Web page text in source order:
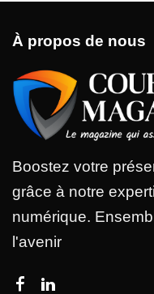
À propos de nous
Boostez votre
grâce à notre
numérique.
l'avenir